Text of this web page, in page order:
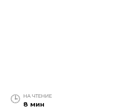
НА ЧТЕНИЕ
8 мин